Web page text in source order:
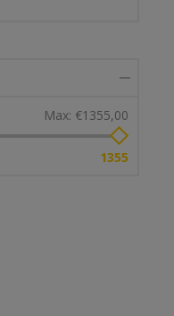
Max: €1355,00
1355